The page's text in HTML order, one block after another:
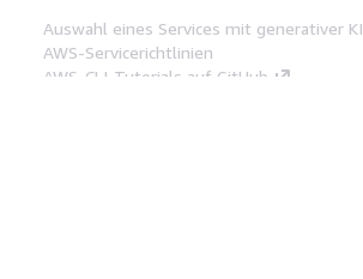
Auswahl eines Services mit generativer KI
AWS-Servicerichtlinien
AWS-CLI-Tutorials auf GitHub